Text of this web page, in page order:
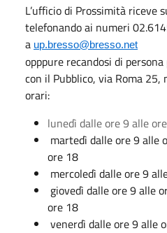
L’ufficio di Prossimità riceve
telefonando ai numeri
a up.bresso@bresso.net
opppure recandosi di
con il Pubblico, via Roma
orari:
lunedì dalle ore 9 alle
martedì dalle ore 9 alle
ore 18
mercoledì dalle ore 9
giovedì dalle ore 9 alle
ore 18
venerdì dalle ore 9 alle